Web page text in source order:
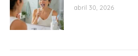
abril 30, 2026